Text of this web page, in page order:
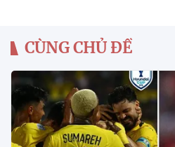
CÙNG CHỦ ĐỀ